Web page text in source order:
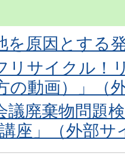
を原因とする
リサイクル！
の動画）」（
議廃棄物問題
座」（外部サ